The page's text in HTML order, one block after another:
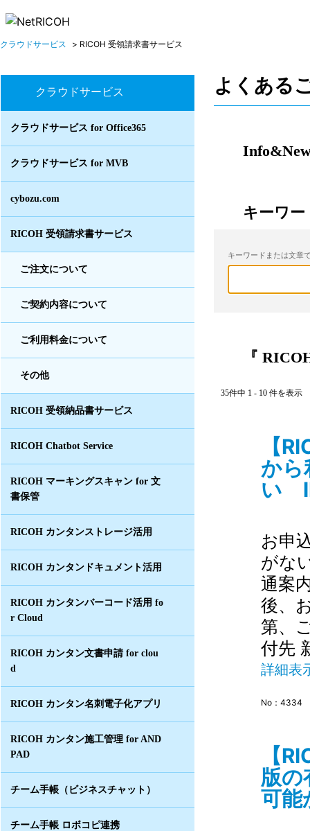
クラウドサービス > RICOH 受領請求書サービス
クラウドサービス
クラウドサービス for Office365
クラウドサービス for MVB
cybozu.com
RICOH 受領請求書サービス
ご注文について
ご契約内容について
ご利用料金について
その他
RICOH 受領納品書サービス
RICOH Chatbot Service
RICOH マーキングスキャン for 文
書保管
RICOH カンタンストレージ活用
RICOH カンタンドキュメント活用
RICOH カンタンバーコード活用 fo
r Cloud
RICOH カンタン文書申請 for clou
d
RICOH カンタン名刺電子化アプリ
RICOH カンタン施工管理 for AND
PAD
チーム手帳（ビジネスチャット）
チーム手帳 ロボコピ連携
よくある
キーワー
キーワードまたは文章
『
35件中 1 - 10 件を表示
【
から
い
お申
がな
通案
後、
第、
付先
詳細表
No：4334
【
版の
可